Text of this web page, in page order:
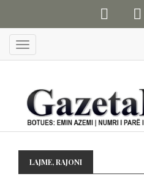
Menu
LAJME,RAJONI